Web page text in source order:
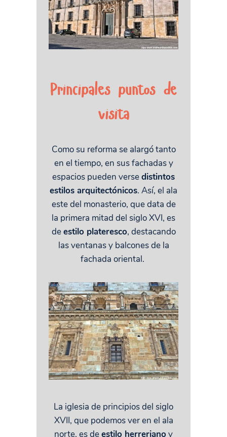
Principales puntos de
visita
Como su reforma se alargó tanto
en el tiempo, en sus fachadas y
espacios pueden versedistintos
estilos arquitectónicos. Así, el ala
este del monasterio, que data de
la primera mitad del siglo XVI, es
deestilo plateresco, destacando
las ventanas y balcones de la
fachada oriental.
La iglesia de principios del siglo
XVII, que podemos ver en el ala
norte, es deestilo herreriano y